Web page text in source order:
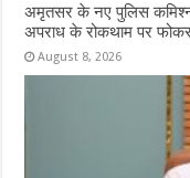
अमृतसर के नए पुलिस
अपराध के रोकथाम पर
August 8, 2026